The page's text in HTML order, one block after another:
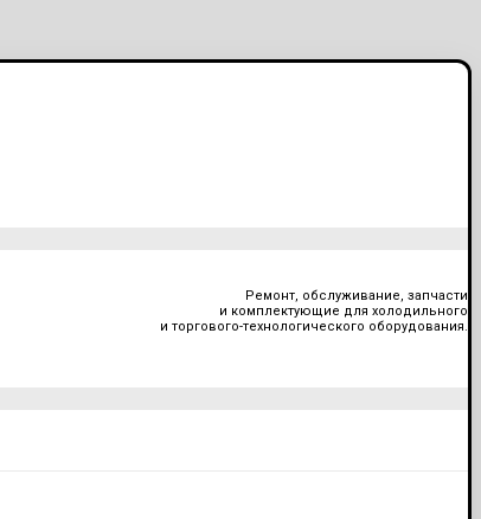
Ремонт, обслуживание, запчасти
и комплектующие для холодильного
и торгового-технологического оборудования.